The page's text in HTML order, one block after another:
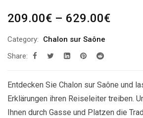
209.00€ – 629.00€
Category:
Chalon sur Saône
Share:
Entdecken Sie Chalon sur Saône und
Erklärungen ihren Reiseleiter treiben.
Ihnen durch Gasse und Platzen die